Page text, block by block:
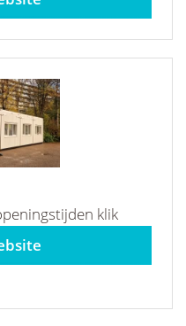
klik